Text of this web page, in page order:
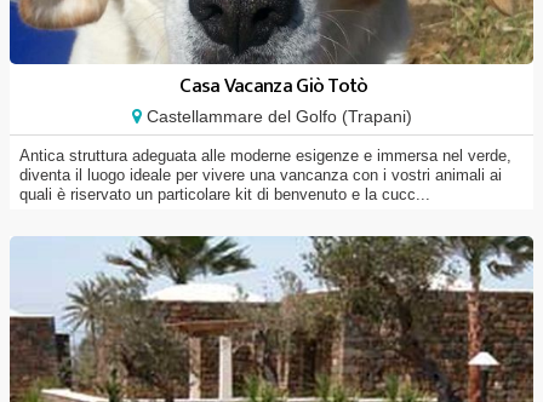
Casa Vacanza Giò Totò
Castellammare del Golfo (Trapani)
Antica struttura adeguata alle moderne esigenze e immersa nel verde,
diventa il luogo ideale per vivere una vancanza con i vostri animali ai
quali è riservato un particolare kit di benvenuto e la cucc...